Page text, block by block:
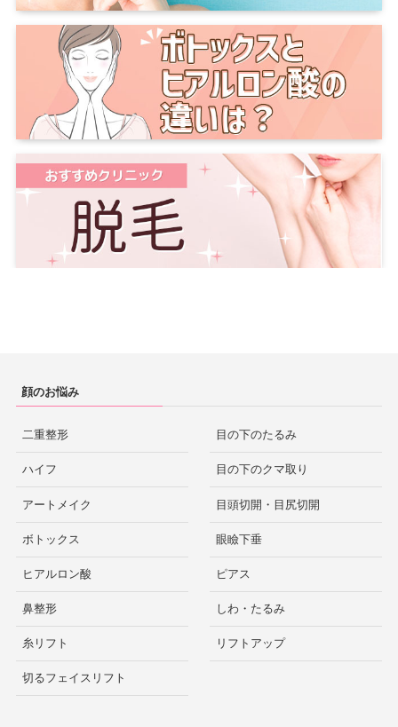
顔のお悩み
二重整形
ハイフ
アートメイク
ボトックス
ヒアルロン酸
鼻整形
糸リフト
切るフェイスリフト
目の下のたるみ
目の下のクマ取り
目頭切開・目尻切開
眼瞼下垂
ピアス
しわ・たるみ
リフトアップ